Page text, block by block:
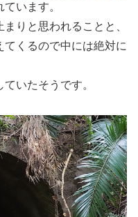
います。
りと思われることと、
くるので中には絶対に
いたそうです。